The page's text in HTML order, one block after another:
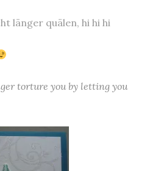
länger quälen, hi hi hi
torture you by letting you